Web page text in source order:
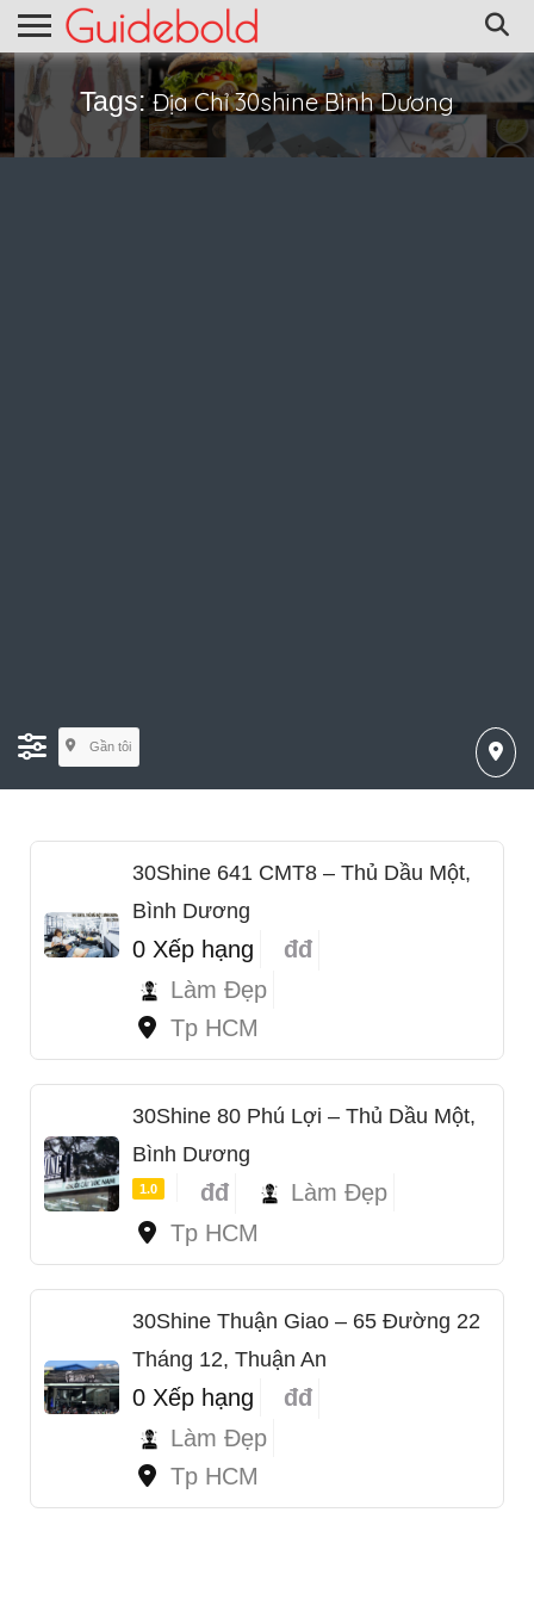
Tags:Địa Chỉ 30shine Bình Dương
Gần tôi
30Shine 641 CMT8 – Thủ Dầu Một,
Bình Dương
0 Xếp hạng
đđ
Làm Đẹp
Tp HCM
30Shine 80 Phú Lợi – Thủ Dầu Một,
Bình Dương
1.0 đđ
Làm Đẹp
Tp HCM
30Shine Thuận Giao – 65 Đường 22
Tháng 12, Thuận An
0 Xếp hạng
đđ
Làm Đẹp
Tp HCM